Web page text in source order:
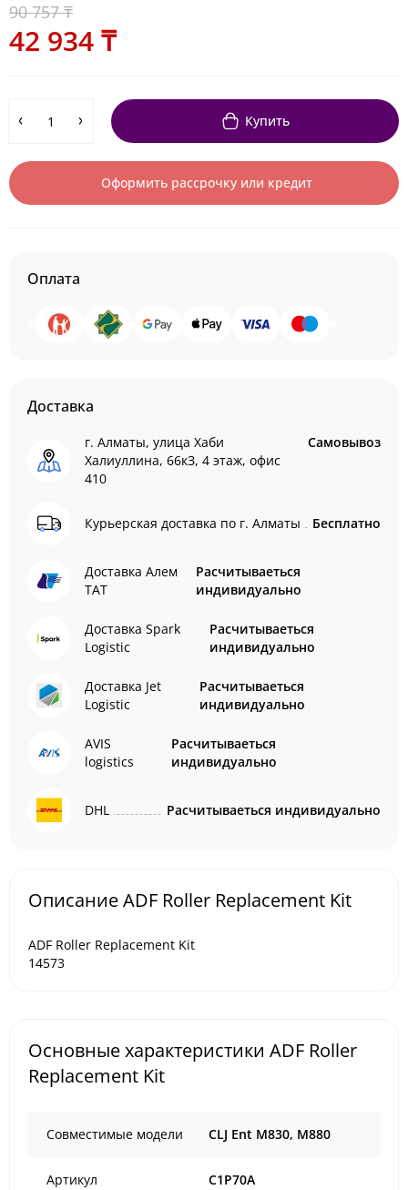
90 757 ₸
42 934 ₸
Купить
Оформить рассрочку или кредит
Оплата
Доставка
г. Алматы, улица Хаби
Халиуллина, 66кЗ, 4 этаж, офис
410
Самовывоз
Курьерская доставка по г. Алматы Бесплатно
Доставка Алем
ТАТ
Расчитываеться
индивидуально
Доставка Spark
Logistic
Расчитываеться
индивидуально
Доставка Jet
Logistic
Расчитываеться
индивидуально
AVIS
logistics
Расчитываеться
индивидуально
DHL Расчитываеться индивидуально
Описание ADF Roller Replacement Kit
ADF Roller Replacement Kit
14573
Основные характеристики ADF Roller
Replacement Kit
Совместимые модели CLJ Ent M830, M880
Артикул C1P70A